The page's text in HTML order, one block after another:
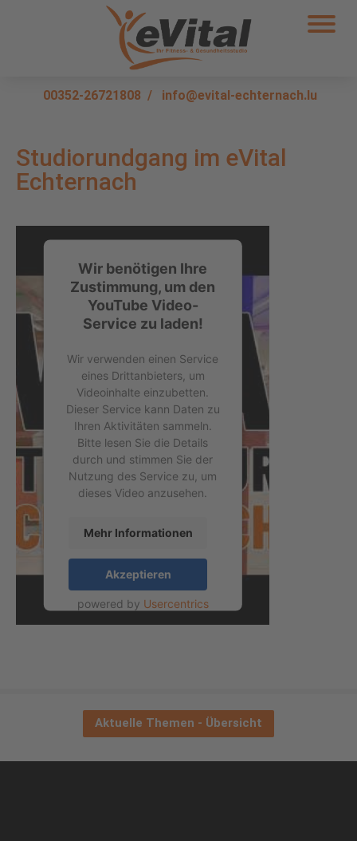
00352-26721808 / info@evital-echternach.lu
Studiorundgang im eVital
Echternach
Wir benötigen Ihre
Zustimmung, um den
YouTube Video-
Service zu laden!
Wir verwenden einen Service
eines Drittanbieters, um
Videoinhalte einzubetten.
Dieser Service kann Daten zu
Ihren Aktivitäten sammeln.
Bitte lesen Sie die Details
durch und stimmen Sie der
Nutzung des Service zu, um
dieses Video anzusehen.
Mehr Informationen
Akzeptieren
powered by Usercentrics
Aktuelle Themen - Übersicht